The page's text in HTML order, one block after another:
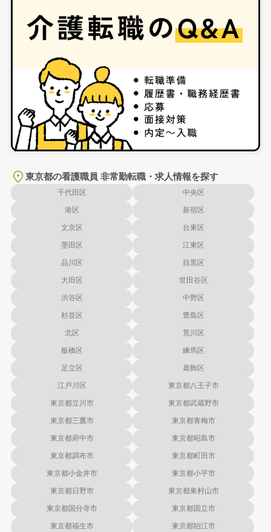
東京都の看護職員 非常勤転職・求人情報を探す
千代田区 中央区
港区 新宿区
文京区 台東区
墨田区 江東区
品川区 目黒区
大田区 世田谷区
渋谷区 中野区
杉並区 豊島区
北区 荒川区
板橋区 練馬区
足立区 葛飾区
江戸川区 東京都八王子市
東京都立川市 東京都武蔵野市
東京都三鷹市 東京都青梅市
東京都府中市 東京都昭島市
東京都調布市 東京都町田市
東京都小金井市 東京都小平市
東京都日野市 東京都東村山市
東京都国分寺市 東京都国立市
東京都福生市 東京都狛江市